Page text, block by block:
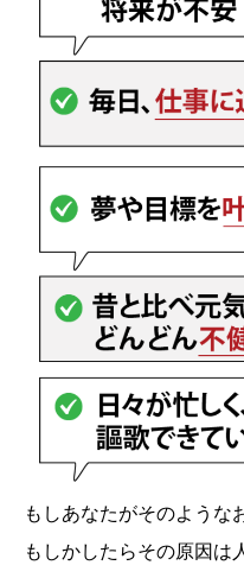
もしあなたがそのような
もしかしたらその原因は